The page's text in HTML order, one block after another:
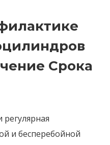
Срока
и бесперебойной